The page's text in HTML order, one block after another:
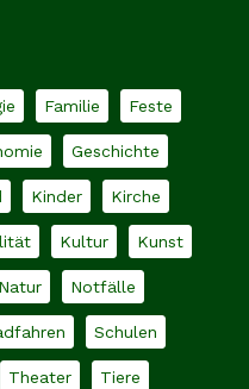
Familie Feste
Geschichte
Kinder Kirche
Kultur Kunst
Natur Notfälle
Schulen
Theater Tiere